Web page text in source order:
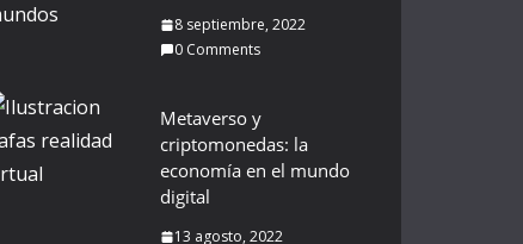
8 septiembre, 2022
0 Comments
Metaverso y
criptomonedas: la
economía en el mundo
digital
13 agosto, 2022